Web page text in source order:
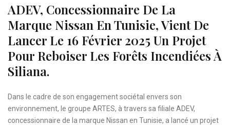
ADEV, Concessionnaire De La
Marque Nissan En Tunisie, Vient De
Lancer Le 16 Février 2025 Un Projet
Pour Reboiser Les Forêts Incendiées À
Siliana.
Dans le cadre de son engagement sociétal envers son
environnement, le groupe ARTES, à travers sa filiale ADEV,
concessionnaire de la marque Nissan en Tunisie, a lancé un projet